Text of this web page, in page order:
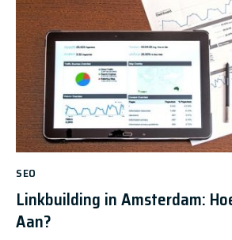
SEO
Linkbuilding in Amsterdam:
Aan?